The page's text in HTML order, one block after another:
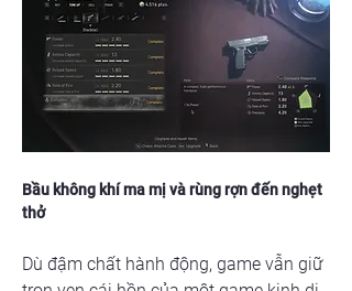
Bầu không khí ma mị và rùng rợn đến nghẹt
thở
Dù đậm chất hành động, game vẫn giữ